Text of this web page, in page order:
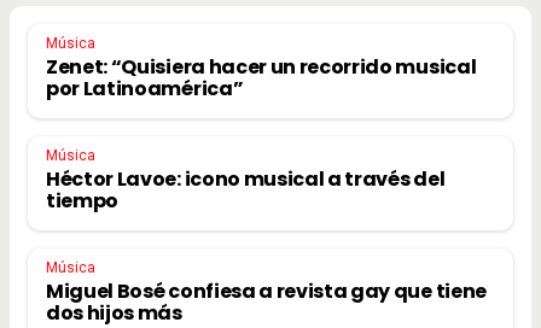
Música
Zenet: “Quisiera hacer un recorrido musical
por Latinoamérica”
Música
Héctor Lavoe: icono musical a través del
tiempo
Música
Miguel Bosé confiesa a revista gay que tiene
dos hijos más